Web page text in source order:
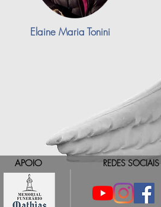
Elaine Maria Tonini
APOIO REDES SOCIAIS